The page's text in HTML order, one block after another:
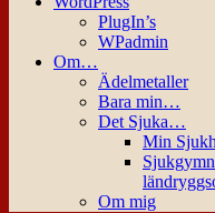
PlugIn’s
WPadmin
Om…
Ädelmetaller
Bara min…
Det Sjuka…
Min
Om mig